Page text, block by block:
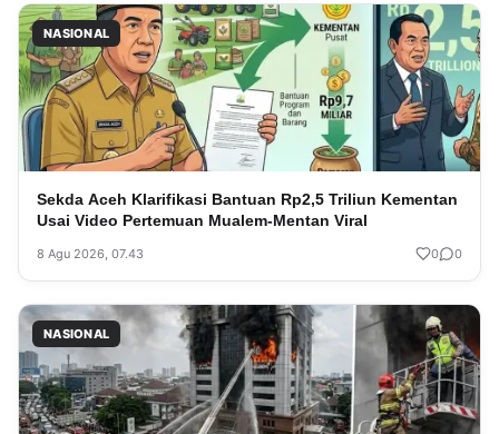
NASIONAL
Sekda Aceh Klarifikasi Bantuan Rp2,5 Triliun Kementan
Usai Video Pertemuan Mualem-Mentan Viral
8 Agu 2026, 07.43 0 0
NASIONAL